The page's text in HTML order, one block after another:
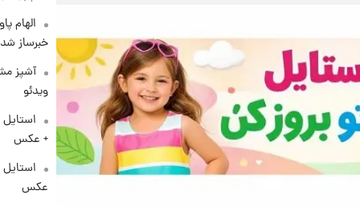
الهام
خبرساز
آشپز
ویدئو
+ عکس
عکس